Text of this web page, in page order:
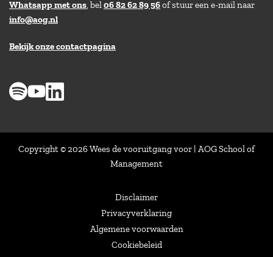
Whatsapp met ons, bel06 82 62 89 56of stuur een e-mail naar
info@aog.nl
Bekijk onze contactpagina
Copyright © 2026 Wees de vooruitgang voor | AOG School of
Management
Disclaimer
Privacyverklaring
Algemene voorwaarden
Cookiebeleid